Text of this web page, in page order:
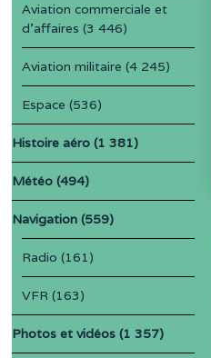
Aviation commerciale et
d'affaires (3 446)
Aviation militaire (4 245)
Espace (536)
Histoire aéro (1 381)
Météo (494)
Navigation (559)
Radio (161)
VFR (163)
Photos et vidéos (1 357)